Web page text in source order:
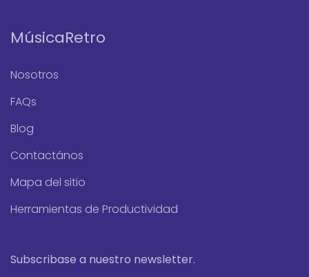
MúsicaRetro
Nosotros
FAQs
Blog
Contactános
Mapa del sitio
Herramientas de Productividad
Subscribase a nuestro newsletter.